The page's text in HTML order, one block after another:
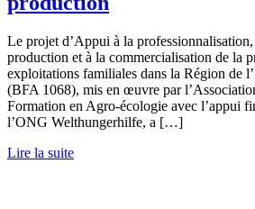
Le projet d’Appui à la
production et à la commercialisation de la
exploitations familiales dans la Région de
(BFA 1068), mis en œuvre par
Formation en Agro-écologie avec l’appui
l’ONG Welthungerhilfe, a […]
Lire la suite